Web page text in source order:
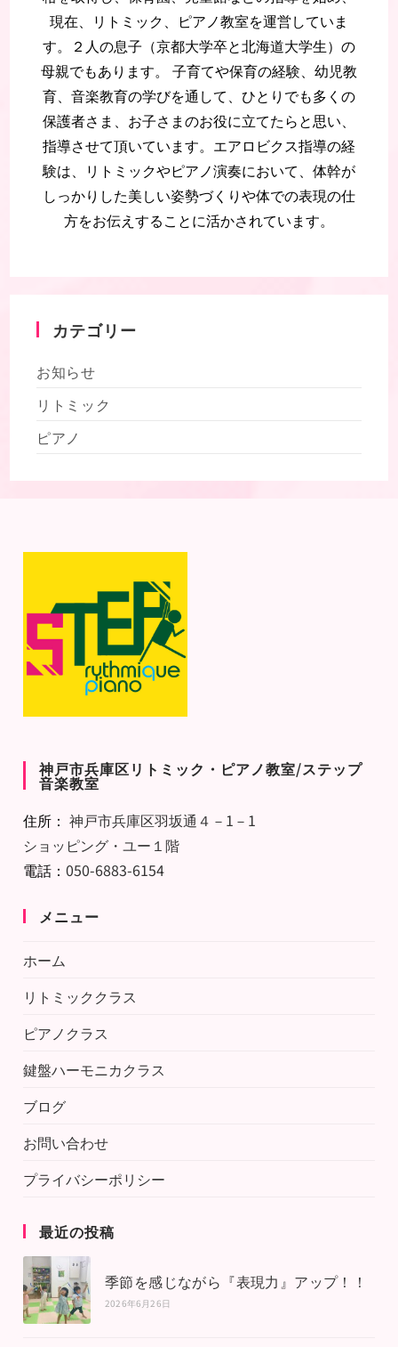
現在、リトミック、ピアノ教室を運営していま
す。２人の息子（京都大学卒と北海道大学生）の
母親でもあります。 子育てや保育の経験、幼児教
育、音楽教育の学びを通して、ひとりでも多くの
保護者さま、お子さまのお役に立てたらと思い、
指導させて頂いています。エアロビクス指導の経
験は、リトミックやピアノ演奏において、体幹が
しっかりした美しい姿勢づくりや体での表現の仕
方をお伝えすることに活かされています。
カテゴリー
お知らせ
リトミック
ピアノ
神戸市兵庫区リトミック・ピアノ教室/ステップ
音楽教室
住所：神戸市兵庫区羽坂通４－1－1
ショッピング・ユー１階
電話：050-6883-6154
メニュー
ホーム
リトミッククラス
ピアノクラス
鍵盤ハーモニカクラス
ブログ
お問い合わせ
プライバシーポリシー
最近の投稿
季節を感じながら『表現力』アップ！！
2026年6月26日